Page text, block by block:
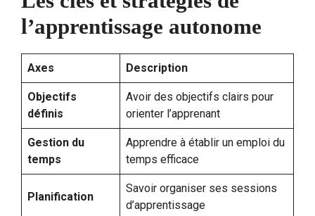
l’apprentissage autonome
Axes Description
Objectifs
définis
Avoir des objectifs clairs pour
orienter l’apprenant
Gestion du
temps
Apprendre à établir un emploi du
temps efficace
Planification
Savoir organiser ses sessions
d’apprentissage